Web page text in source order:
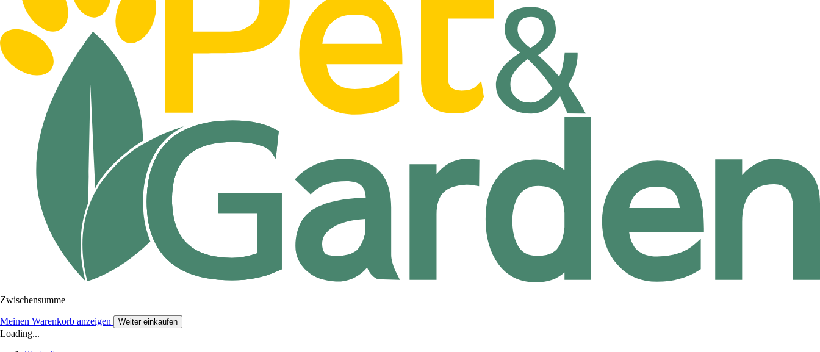
Zwischensumme
Meinen Warenkorb anzeigen Weiter einkaufen
Loading...